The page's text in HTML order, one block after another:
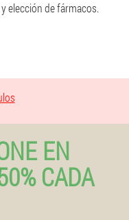
elección de fármacos.
EN
CADA